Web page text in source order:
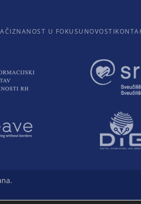
ZNANOST U FOKUSU NOVOSTI